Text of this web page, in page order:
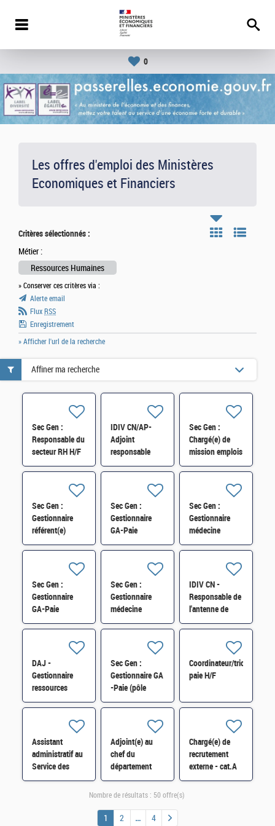
0
Les offres d'emploi des Ministères
Economiques et Financiers
Critères sélectionnés :
Métier :
Ressources Humaines
» Conserver ces critères via :
Alerte email
Flux RSS
Enregistrement
» Afficher l'url de la recherche
Sec Gen :
Responsable du
secteur RH H/F
IDIV CN/AP-
Adjoint
responsable
division
Humaines -
Formation
Professionnelle
H/F
Sec Gen :
Chargé(e) de
mission emplois
fonctionnels
(SRH2A) H/F
Sec Gen :
Gestionnaire
référent(e)
expert(e) GA-
contractuels
(CSRH/C) H/F
Sec Gen :
Gestionnaire
GA-Paie
(CSRH/C) H/F
Sec Gen :
Gestionnaire
médecine
statutaire
Médical) H/F
Sec Gen :
Gestionnaire
GA-Paie
(CSRH/C) H/F
Sec Gen :
Gestionnaire
médecine
statutaire
Médical) H/F
IDIV CN -
Responsable de
l'antenne de
Loches du CGR
DAJ -
Gestionnaire
ressources
humaines H/F
Sec Gen :
Gestionnaire GA
-Paie (pôle
contractuels -
Coordinateur/trice
paie H/F
Assistant
administratif au
Service des
ressources
Adjoint(e) au
chef du
département
Carrières et
Mobilités au
d'Ile-de-France
Chargé(e) de
recrutement
externe - cat.A
H/F
Affiner ma recherche
Nombre de résultats : 50 offre(s)
1 2 4